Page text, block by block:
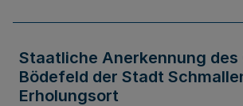
Staatliche Anerkennung
Bödefeld der Stadt
Erholungsort